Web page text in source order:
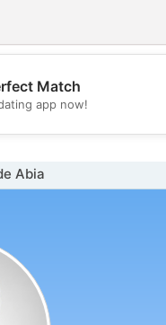
Match
app now!
Abia